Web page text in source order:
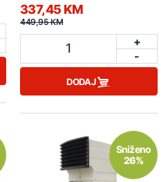
337,45 KM
449,95 KM
1
+
-
DODAJ
Sniženo
26%